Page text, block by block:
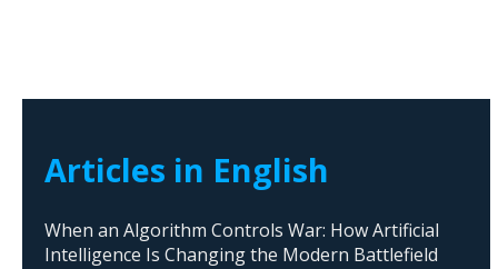
Articles in English
When an Algorithm Controls War: How Artificial
Intelligence Is Changing the Modern Battlefield